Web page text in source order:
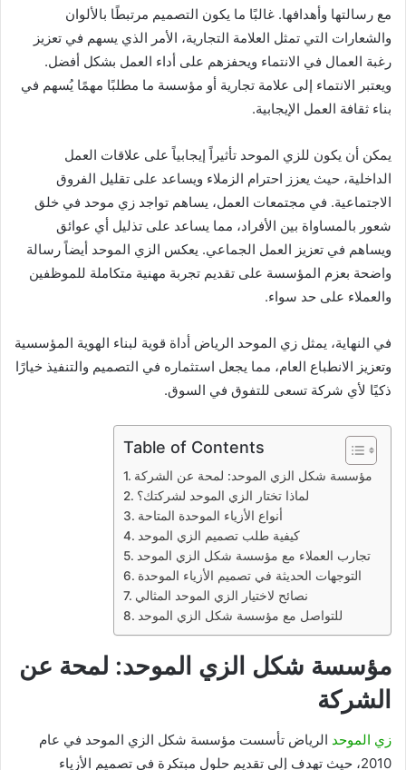
مع رسالتها وأهدافها. غالبًا ما يكون التصميم مرتبطًا بالألوان
والشعارات التي تمثل العلامة التجارية، الأمر الذي يسهم في تعزيز
رغبة العمال في الانتماء ويحفزهم على أداء العمل بشكل أفضل.
ويعتبر الانتماء إلى علامة تجارية أو مؤسسة ما مطلبًا مهمًا يُسهم في
بناء ثقافة العمل الإيجابية.
يمكن أن يكون للزي الموحد تأثيراً إيجابياً على علاقات العمل
الداخلية، حيث يعزز احترام الزملاء ويساعد على تقليل الفروق
الاجتماعية. في مجتمعات العمل، يساهم تواجد زي موحد في خلق
شعور بالمساواة بين الأفراد، مما يساعد على تذليل أي عوائق
ويساهم في تعزيز العمل الجماعي. يعكس الزي الموحد أيضاً رسالة
واضحة بعزم المؤسسة على تقديم تجربة مهنية متكاملة للموظفين
والعملاء على حد سواء.
في النهاية، يمثل زي الموحد الرياض أداة قوية لبناء الهوية المؤسسية
وتعزيز الانطباع العام، مما يجعل استثماره في التصميم والتنفيذ خيارًا
ذكيًا لأي شركة تسعى للتفوق في السوق.
Table of Contents
مؤسسة شكل الزي الموحد: لمحة عن الشركة
لماذا تختار الزي الموحد لشركتك؟
أنواع الأزياء الموحدة المتاحة
كيفية طلب تصميم الزي الموحد
تجارب العملاء مع مؤسسة شكل الزي الموحد
التوجهات الحديثة في تصميم الأزياء الموحدة
نصائح لاختيار الزي الموحد المثالي
للتواصل مع مؤسسة شكل الزي الموحد
مؤسسة شكل الزي الموحد: لمحة عن
الشركة
زي الموحد الرياض تأسست مؤسسة شكل الزي الموحد في عام
2010، حيث تهدف إلى تقديم حلول مبتكرة في تصميم الأزياء